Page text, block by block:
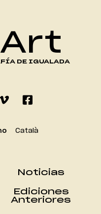
DE IGUALADA
Català
Noticias
Ediciones
Anteriores